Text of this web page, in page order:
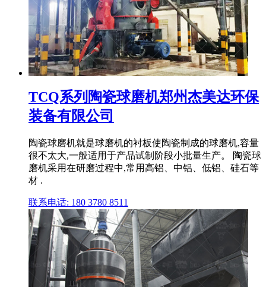
TCQ系列陶瓷球磨机郑州杰美达环保
装备有限公司
陶瓷球磨机就是球磨机的衬板使陶瓷制成的球磨机,容量
很不太大,一般适用于产品试制阶段小批量生产。 陶瓷球
磨机采用在研磨过程中,常用高铝、中铝、低铝、硅石等
材 .
联系电话: 180 3780 8511